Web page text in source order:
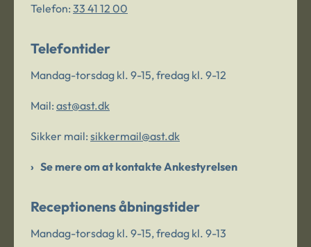
Telefon: 33 41 12 00
Telefontider
Mandag-torsdag kl. 9-15, fredag kl. 9-12
Mail: ast@ast.dk
Sikker mail: sikkermail@ast.dk
Se mere om at kontakte Ankestyrelsen
Receptionens åbningstider
Mandag-torsdag kl. 9-15, fredag kl. 9-13